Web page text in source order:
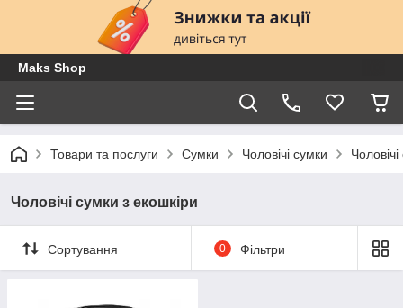
Maks Shop
Товари та послуги Сумки Чоловічі сумки
Чоловічі сумки з екошкіри
Сортування 0 Фільтри